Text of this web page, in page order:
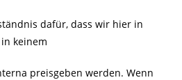
dafür, dass wir hier in
keinem
preisgeben werden. Wenn